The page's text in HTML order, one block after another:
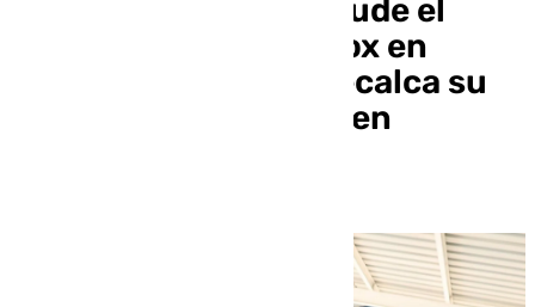
Juanma Moreno aplaude el
acuerdo entre PP y Vox en
Extremadura, pero recalca su
deseo por «gobernar en